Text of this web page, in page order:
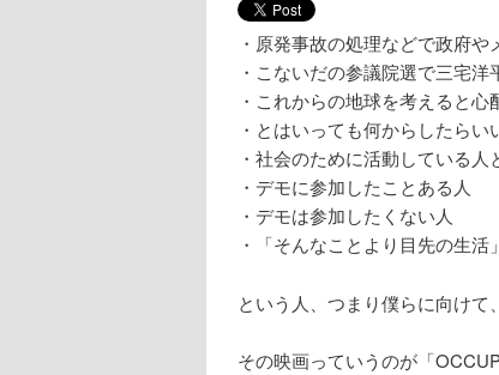
・原発事故の処理などで政府
・こないだの参議院選で三宅
・これからの地球を考えると
・とはいっても何からしたらい
・社会のために活動している人
・デモに参加したことある人
・デモは参加したくない人
・「そんなことより目先の生活
という人、つまり僕らに向けて
その映画っていうのが「